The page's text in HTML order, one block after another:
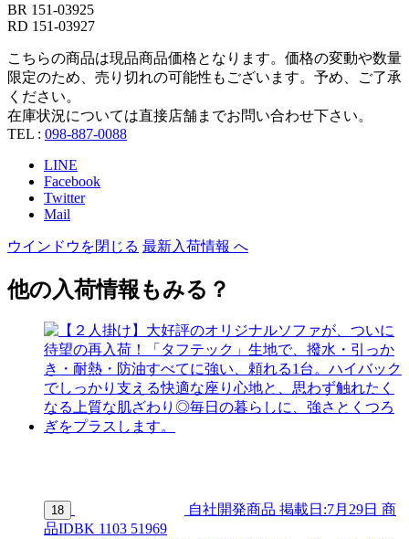
BR 151-03925
RD 151-03927
こちらの商品は現品商品価格となります。価格の変動や数量
限定のため、売り切れの可能性もございます。予め、ご了承
ください。
在庫状況については直接店舗までお問い合わせ下さい。
TEL : 098-887-0088
LINE
Facebook
Twitter
Mail
ウインドウを閉じる 最新入荷情報 へ
他の入荷情報もみる？
18 自社開発商品 掲載日:7月29日 商
品IDBK 1103 51969